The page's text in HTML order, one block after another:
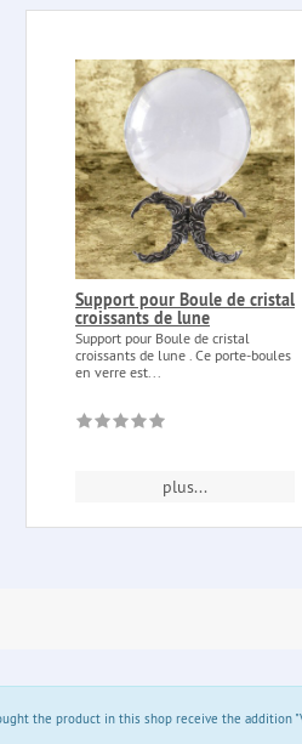
Support pour Boule de cristal
croissants de lune
Support pour Boule de cristal
croissants de lune . Ce porte-boules
en verre est...
plus...
the product in this shop receive the addition